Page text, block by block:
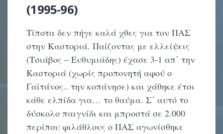
(1995-96)
Τίποτα δεν πήγε καλά χθες για τον ΠΑΣ
στην Καστοριά. Παίζοντας με ελλείψεις
(Τσιάβος – Ευθυμιάδης) έχασε 3-1 απ΄ την
Καστοριά (χωρίς προπονητή αφού ο
Γαϊτάνος.. την κοπάνησε) και χάθηκε έτσι
κάθε ελπίδα για… το θαύμα. Σ΄ αυτό το
δύσκολο παιγνίδι και μπροστά σε 2.000
περίπου φιλάθλους ο ΠΑΣ αγωνίσθηκε